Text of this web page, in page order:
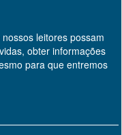
leitores possam
obter informações
para que entremos